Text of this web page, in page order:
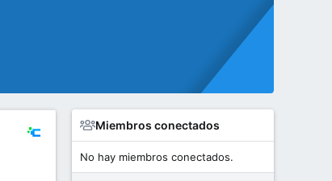
Miembros conectados
No hay miembros conectados.